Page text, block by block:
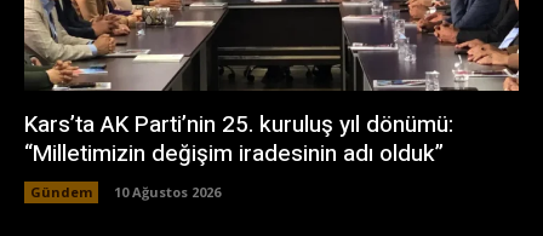
Kars’ta AK Parti’nin 25. kuruluş yıl dönümü:
“Milletimizin değişim iradesinin adı olduk”
Gündem 10 Ağustos 2026